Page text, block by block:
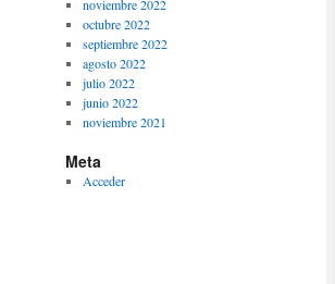
noviembre 2022
octubre 2022
septiembre 2022
agosto 2022
julio 2022
junio 2022
noviembre 2021
Meta
Acceder